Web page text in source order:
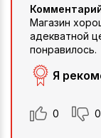
Магазин
адекватной
понравилось.
Я
0 0